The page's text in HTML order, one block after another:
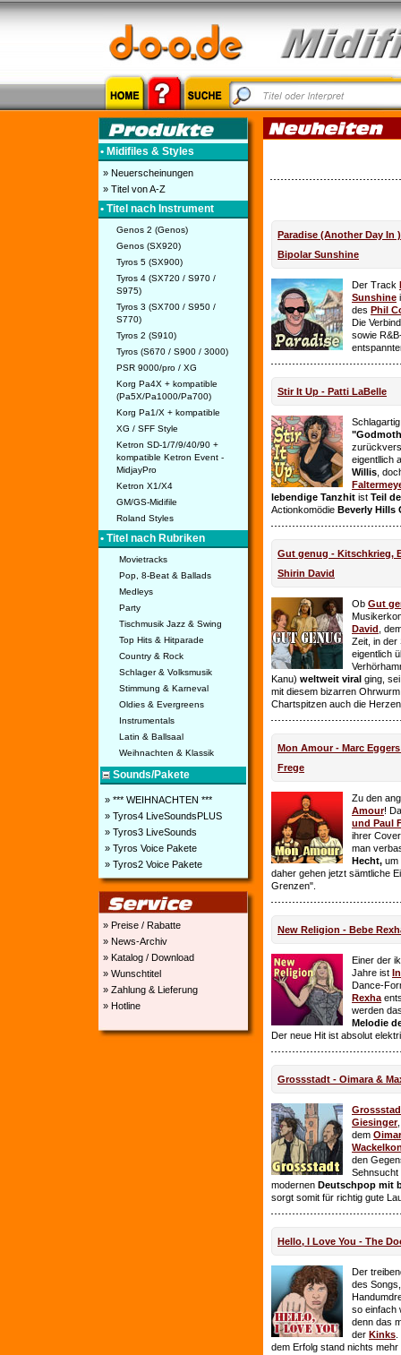
• Midifiles & Styles
» Neuerscheinungen
» Titel von A-Z
• Titel nach Instrument
Genos 2 (Genos)
Genos (SX920)
Tyros 5 (SX900)
Tyros 4 (SX720 / S970 /
S975)
Tyros 3 (SX700 / S950 /
S770)
Tyros 2 (S910)
Tyros (S670 / S900 / 3000)
PSR 9000/pro / XG
Korg Pa4X + kompatible
(Pa5X/Pa1000/Pa700)
Korg Pa1/X + kompatible
XG / SFF Style
Ketron SD-1/7/9/40/90 +
kompatible Ketron Event -
MidjayPro
Ketron X1/X4
GM/GS-Midifile
Roland Styles
• Titel nach Rubriken
Movietracks
Pop, 8-Beat & Ballads
Medleys
Party
Tischmusik Jazz & Swing
Top Hits & Hitparade
Country & Rock
Schlager & Volksmusik
Stimmung & Karneval
Oldies & Evergreens
Instrumentals
Latin & Ballsaal
Weihnachten & Klassik
Sounds/Pakete
» *** WEIHNACHTEN ***
» Tyros4 LiveSoundsPLUS
» Tyros3 LiveSounds
» Tyros Voice Pakete
» Tyros2 Voice Pakete
» Preise / Rabatte
» News-Archiv
» Katalog / Download
» Wunschtitel
» Zahlung & Lieferung
» Hotline
Paradise (Another Day In
Bipolar Sunshine
Der Track
Sunshine
des Phil
Die
sowie
Stir It Up - Patti LaBelle
eigentllich
Willis ,
lebendige Tanzhit ist Teil
Actionkomödie Beverly Hills
Gut genug - Kitschkrieg,
Shirin David
Ob Gut
David ,
Zeit, in der
eigentlich
Kanu) weltweit viral ging,
mit diesem bizarren
Chartspitzen auch die
Mon Amour - Marc
Frege
Zu den
Amour!
und Paul
ihrer
man
Hecht, um
daher gehen jetzt sämtliche
Grenzen".
New Religion - Bebe
Einer der
Jahre ist
Dance-
Rexha
werden
Melodie
Der neue Hit ist absolut
Grossstadt - Oimara &
Giesinger
dem
den
Sehnsucht
modernen Deutschpop mit
sorgt somit für richtig gute
Hello, I Love You - The
Der
des
so einfach
denn das
der Kinks
dem Erfolg stand nichts mehr